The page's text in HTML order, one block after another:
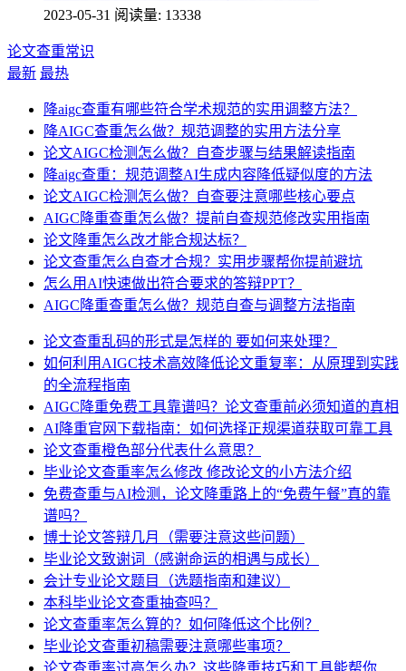
2023-05-31 阅读量: 13338
论文查重常识
最新 最热
降aigc查重有哪些符合学术规范的实用调整方法？
降AIGC查重怎么做？规范调整的实用方法分享
论文AIGC检测怎么做？自查步骤与结果解读指南
降aigc查重：规范调整AI生成内容降低疑似度的方法
论文AIGC检测怎么做？自查要注意哪些核心要点
AIGC降重查重怎么做？提前自查规范修改实用指南
论文降重怎么改才能合规达标？
论文查重怎么自查才合规？实用步骤帮你提前避坑
怎么用AI快速做出符合要求的答辩PPT？
AIGC降重查重怎么做？规范自查与调整方法指南
论文查重乱码的形式是怎样的 要如何来处理？
如何利用AIGC技术高效降低论文重复率：从原理到实践
的全流程指南
AIGC降重免费工具靠谱吗？论文查重前必须知道的真相
AI降重官网下载指南：如何选择正规渠道获取可靠工具
论文查重橙色部分代表什么意思？
毕业论文查重率怎么修改 修改论文的小方法介绍
免费查重与AI检测，论文降重路上的“免费午餐”真的靠
谱吗？
博士论文答辩几月（需要注意这些问题）
毕业论文致谢词（感谢命运的相遇与成长）
会计专业论文题目（选题指南和建议）
本科毕业论文查重抽查吗？
论文查重率怎么算的？如何降低这个比例？
毕业论文查重初稿需要注意哪些事项？